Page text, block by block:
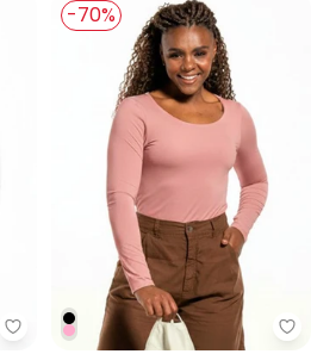
Cobertura - Blusa Plus Size
-70%